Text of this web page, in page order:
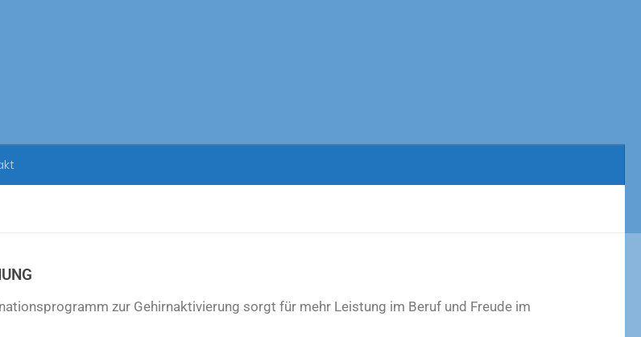
zur Gehirnaktivierung sorgt für mehr Leistung im Beruf und Freude im